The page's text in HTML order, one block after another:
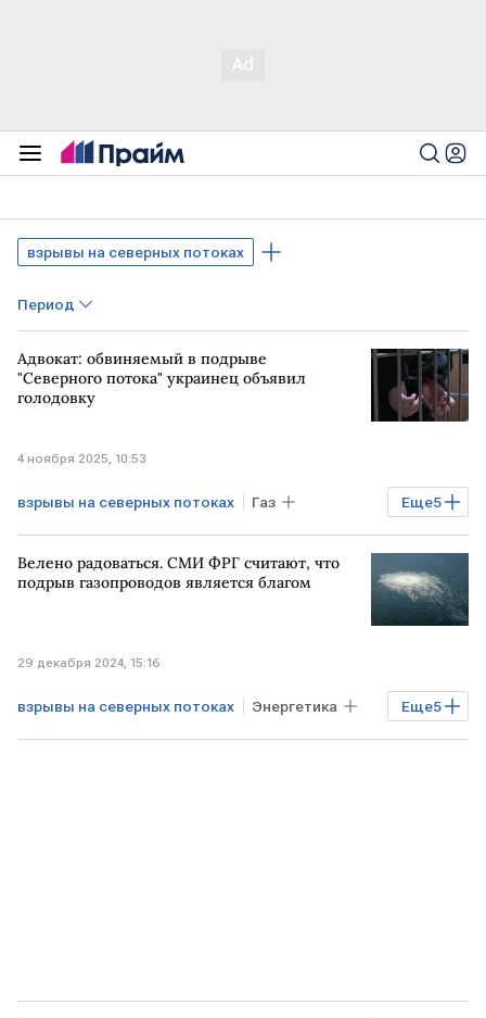
взрывы на северных потоках
Период
Адвокат: обвиняемый в подрыве
"Северного потока" украинец объявил
голодовку
4 ноября 2025, 10:53
Еще5
взрывы на северных потоках Газ
Общество ГЕРМАНИЯ ИТАЛИЯ
теракт на "Северных потоках"
Велено радоваться. СМИ ФРГ считают, что
подрыв газопроводов является благом
29 декабря 2024, 15:16
Еще5
взрывы на северных потоках Энергетика
Северный поток-2 ГЕРМАНИЯ